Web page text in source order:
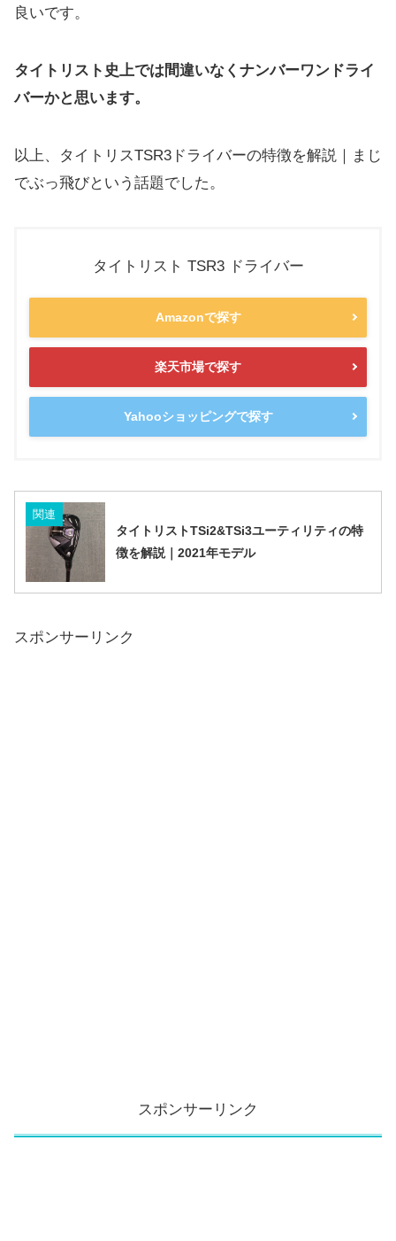
良いです。
タイトリスト史上では間違いなくナンバーワンドライ
バーかと思います。
以上、タイトリスTSR3ドライバーの特徴を解説｜ まじ
でぶっ飛びという話題でした。
タイトリスト TSR3 ドライバー
Amazonで探す
楽天市場で探す
Yahooショッピングで探す
関連
タイトリストTSi2&TSi3ユーティリティの特
徴を解説｜2021年モデル
スポンサーリンク
スポンサーリンク